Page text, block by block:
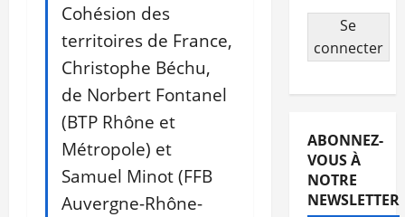
Cohésion des
territoires de France,
Christophe Béchu,
de Norbert Fontanel
(BTP Rhône et
Métropole) et
Samuel Minot (FFB
Auvergne-Rhône-
Se
connecter
ABONNEZ-
VOUS À
NOTRE
NEWSLETTER